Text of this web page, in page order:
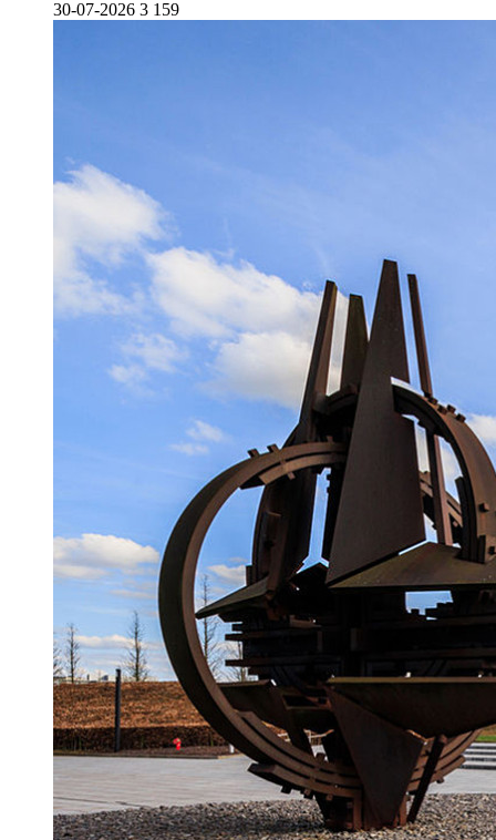
30-07-2026 3 159